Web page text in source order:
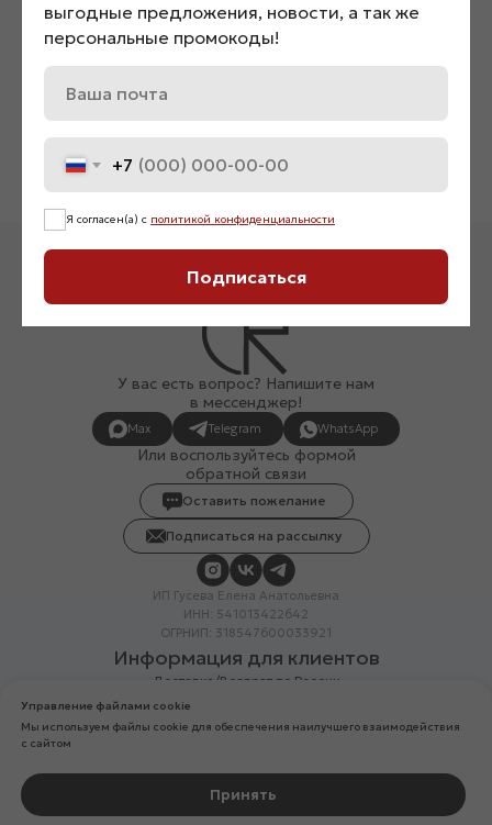
Рубашка «03903»
2 800 ₽
Футболка «08530»
У вас есть вопрос? Напишите нам
в мессенджер!
Max Telegram WhatsApp
Или воспользуйтесь формой
обратной связи
Оставить пожелание
Подписаться на рассылку
ИП Гусева Елена Анатольевна
ИНН: 541013422642
ОГРНИП: 318547600033921
Информация для клиентов
Доставка/Возврат по России
Скидка в день рождения
Вакансии
выгодные предложения, новости, а так же
персональные промокоды!
+7
Я согласен(а) с политикой конфиденциальности
Подписаться
Управление файлами cookie
Мы используем файлы cookie для обеспечения наилучшего взаимодействия
с сайтом
Принять